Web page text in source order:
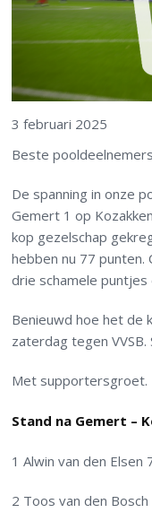
3 februari 2025
Beste
De spanning in onze
Gemert 1 op
kop gezelschap
hebben nu 77 punten.
drie schamele puntjes
Benieuwd hoe het de
zaterdag tegen VVSB.
Met supportersgroet.
Stand na Gemert –
1 Alwin van den Elsen
2 Toos van den Bosch